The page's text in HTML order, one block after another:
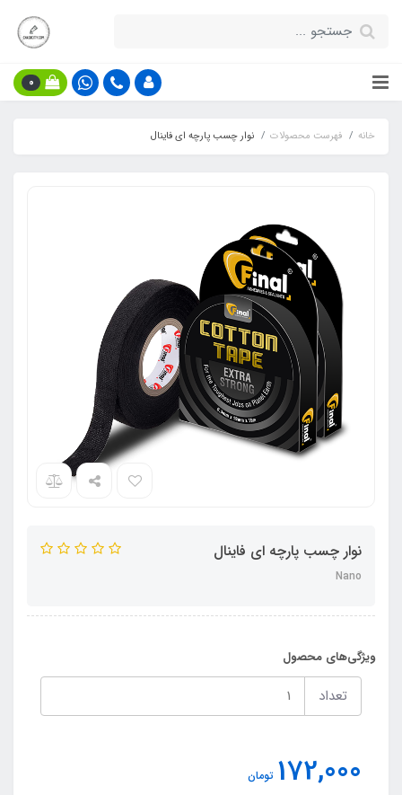
0
خانه فهرست محصولات نوار چسب پارچه ای فاینال
نوار چسب پارچه ای فاینال
Nano
ویژگی‌های محصول
تعداد
172,000 تومان